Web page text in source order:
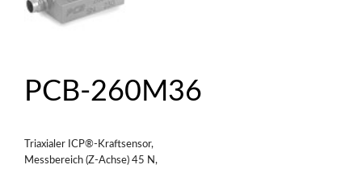
PCB-260M36
Triaxialer ICP®-Kraftsensor,
Messbereich (Z-Achse) 45 N,